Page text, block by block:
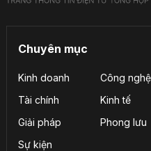
Chuyên mục
Kinh doanh Công nghệ
Tài chính
Kinh tế
Giải pháp
Phong lưu
Sự kiện